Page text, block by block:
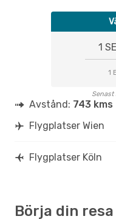
1
1
Senast
Avstånd: 743 kms
Flygplatser Wien
Flygplatser Köln
Börja din